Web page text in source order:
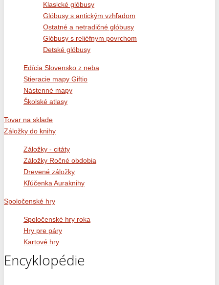
Klasické glóbusy
Glóbusy s antickým vzhľadom
Ostatné a netradičné glóbusy
Glóbusy s reliéfnym povrchom
Detské glóbusy
Edícia Slovensko z neba
Stieracie mapy Giftio
Nástenné mapy
Školské atlasy
Tovar na sklade
Záložky do knihy
Záložky - citáty
Záložky Ročné obdobia
Drevené záložky
Kľúčenka Auraknihy
Spoločenské hry
Spoločenské hry roka
Hry pre páry
Kartové hry
Encyklopédie